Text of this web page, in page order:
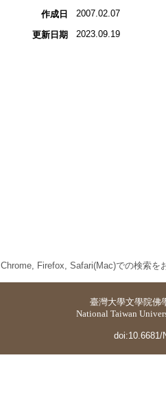
作成日 2007.02.07
更新日期 2023.09.19
Chrome, Firefox, Safari(Mac)での検索を
臺灣大學文學院佛
National Taiwan
doi:10.6681/